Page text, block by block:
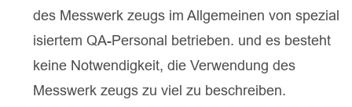
des Messwerk zeugs im Allgemeinen von spezial
isiertem QA-Personal betrieben. und es besteht
keine Notwendigkeit, die Verwendung des
Messwerk zeugs zu viel zu beschreiben.